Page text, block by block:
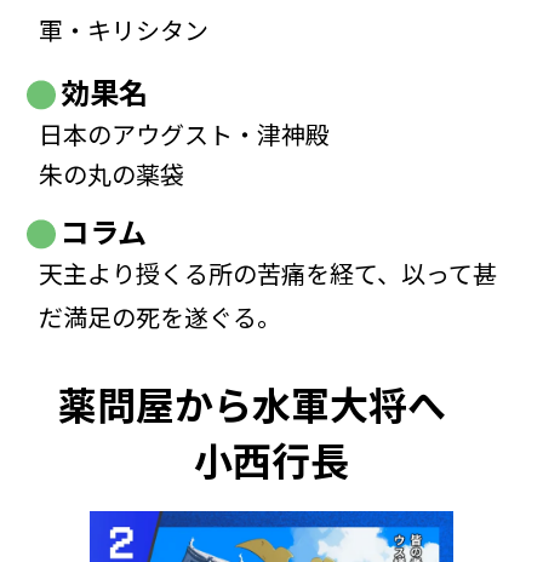
軍・キリシタン
効果名
日本のアウグスト・津神殿
朱の丸の薬袋
コラム
天主より授くる所の苦痛を経て、以って甚
だ満足の死を遂ぐる。
薬問屋から水軍大将へ
小西行長